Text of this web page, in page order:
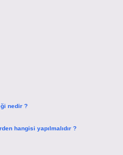
nedir ?
hangisi yapılmalıdır ?